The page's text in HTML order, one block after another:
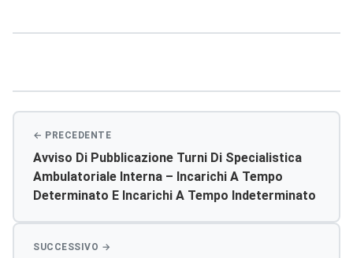
Avviso Di Pubblicazione Turni Di Specialistica
Ambulatoriale Interna – Incarichi A Tempo
Determinato E Incarichi A Tempo Indeterminato